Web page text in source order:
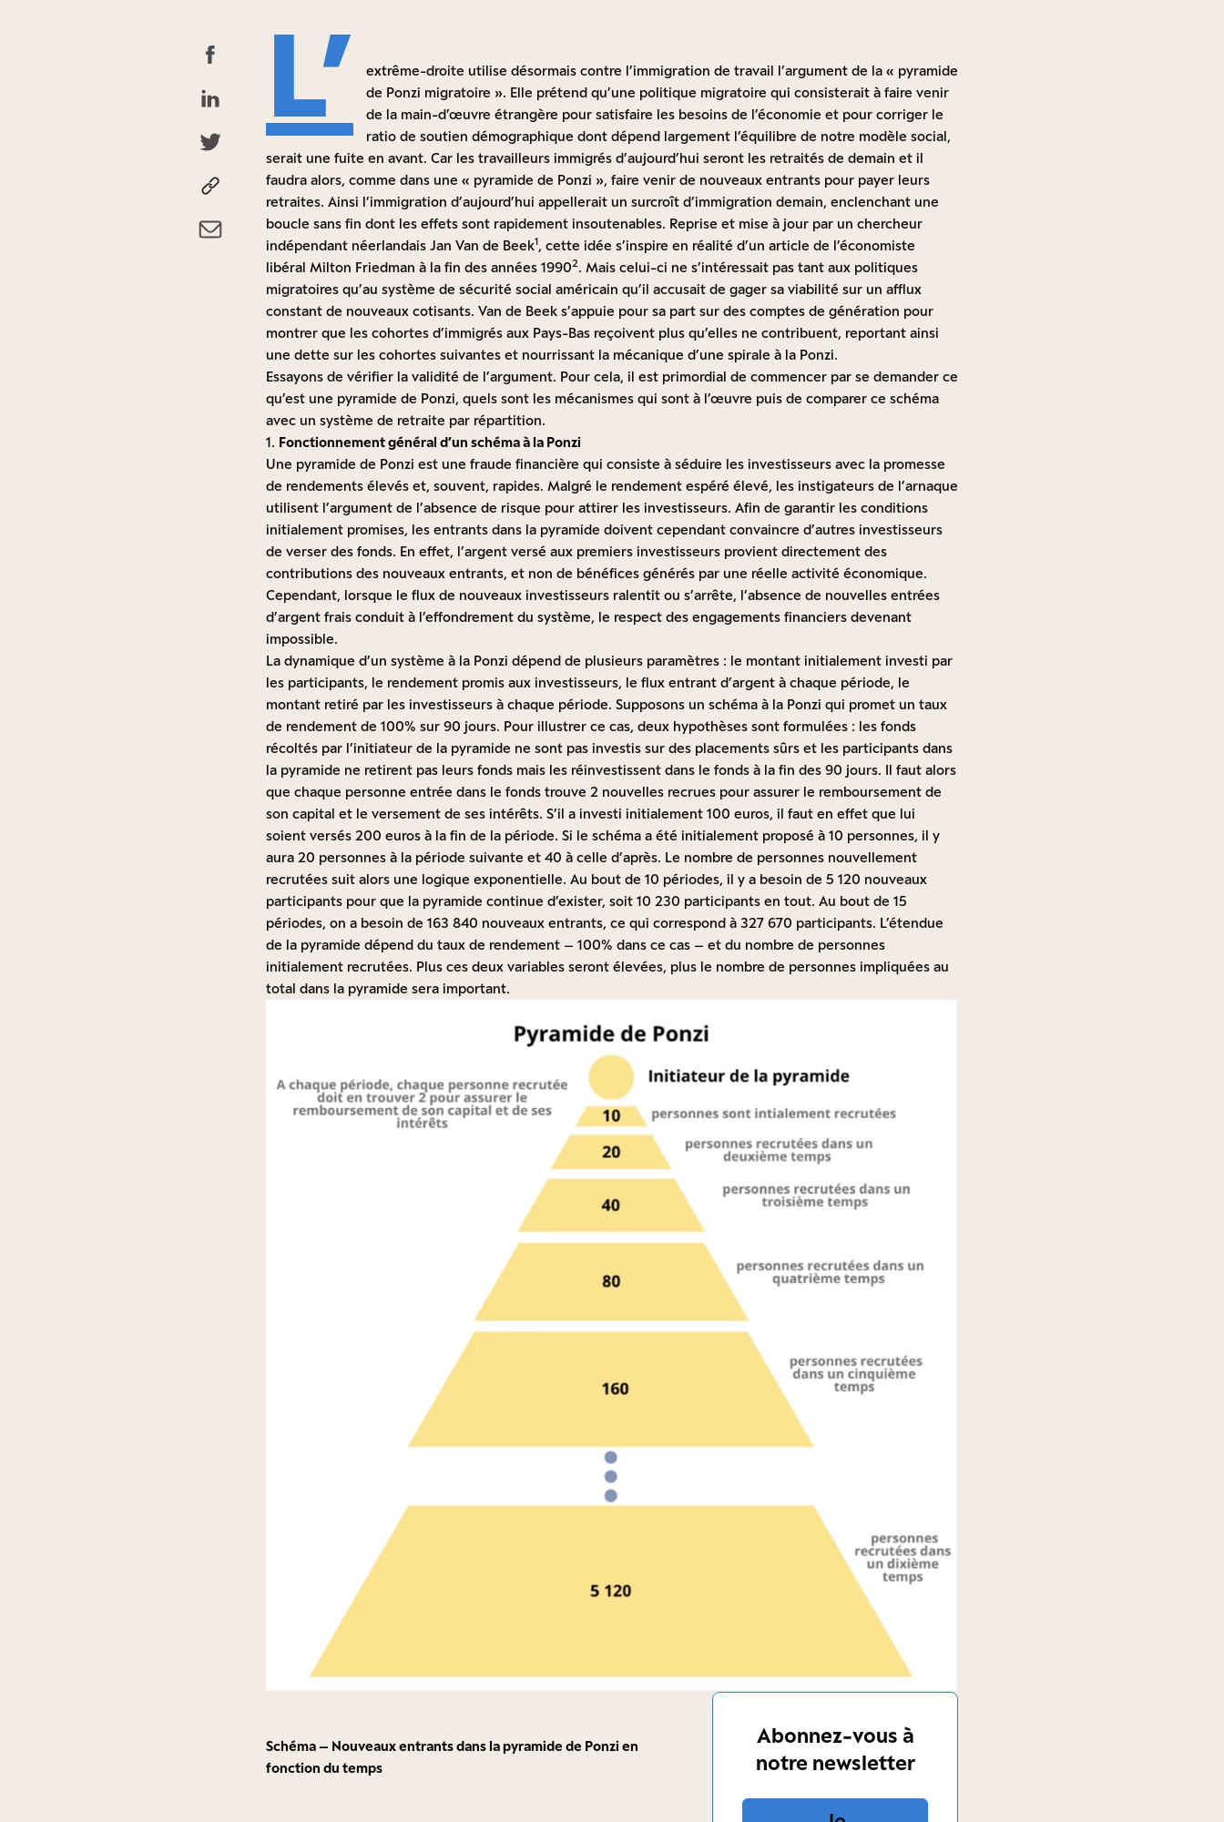
L’
extrême-droite utilise désormais contre l’immigration de travail l’argument de la « pyramide
de Ponzi migratoire ». Elle prétend qu’une politique migratoire qui consisterait à faire venir
de la main-d’œuvre étrangère pour satisfaire les besoins de l’économie et pour corriger le
ratio de soutien démographique dont dépend largement l’équilibre de notre modèle social,
serait une fuite en avant. Car les travailleurs immigrés d’aujourd’hui seront les retraités de demain et il
faudra alors, comme dans une « pyramide de Ponzi », faire venir de nouveaux entrants pour payer leurs
retraites. Ainsi l’immigration d’aujourd’hui appellerait un surcroît d’immigration demain, enclenchant une
boucle sans fin dont les effets sont rapidement insoutenables. Reprise et mise à jour par un chercheur
indépendant néerlandais Jan Van de Beek1, cette idée s’inspire en réalité d’un article de l’économiste
libéral Milton Friedman à la fin des années 19902. Mais celui-ci ne s’intéressait pas tant aux politiques
migratoires qu’au système de sécurité social américain qu’il accusait de gager sa viabilité sur un afflux
constant de nouveaux cotisants. Van de Beek s’appuie pour sa part sur des comptes de génération pour
montrer que les cohortes d’immigrés aux Pays-Bas reçoivent plus qu’elles ne contribuent, reportant ainsi
une dette sur les cohortes suivantes et nourrissant la mécanique d’une spirale à la Ponzi.
Essayons de vérifier la validité de l’argument. Pour cela, il est primordial de commencer par se demander ce
qu’est une pyramide de Ponzi, quels sont les mécanismes qui sont à l’œuvre puis de comparer ce schéma
avec un système de retraite par répartition.
1. Fonctionnement général d’un schéma à la Ponzi
Une pyramide de Ponzi est une fraude financière qui consiste à séduire les investisseurs avec la promesse
de rendements élevés et, souvent, rapides. Malgré le rendement espéré élevé, les instigateurs de l’arnaque
utilisent l’argument de l’absence de risque pour attirer les investisseurs. Afin de garantir les conditions
initialement promises, les entrants dans la pyramide doivent cependant convaincre d’autres investisseurs
de verser des fonds. En effet, l’argent versé aux premiers investisseurs provient directement des
contributions des nouveaux entrants, et non de bénéfices générés par une réelle activité économique.
Cependant, lorsque le flux de nouveaux investisseurs ralentit ou s’arrête, l’absence de nouvelles entrées
d’argent frais conduit à l’effondrement du système, le respect des engagements financiers devenant
impossible.
La dynamique d’un système à la Ponzi dépend de plusieurs paramètres : le montant initialement investi par
les participants, le rendement promis aux investisseurs, le flux entrant d’argent à chaque période, le
montant retiré par les investisseurs à chaque période. Supposons un schéma à la Ponzi qui promet un taux
de rendement de 100% sur 90 jours. Pour illustrer ce cas, deux hypothèses sont formulées : les fonds
récoltés par l’initiateur de la pyramide ne sont pas investis sur des placements sûrs et les participants dans
la pyramide ne retirent pas leurs fonds mais les réinvestissent dans le fonds à la fin des 90 jours. Il faut alors
que chaque personne entrée dans le fonds trouve 2 nouvelles recrues pour assurer le remboursement de
son capital et le versement de ses intérêts. S’il a investi initialement 100 euros, il faut en effet que lui
soient versés 200 euros à la fin de la période. Si le schéma a été initialement proposé à 10 personnes, il y
aura 20 personnes à la période suivante et 40 à celle d’après. Le nombre de personnes nouvellement
recrutées suit alors une logique exponentielle. Au bout de 10 périodes, il y a besoin de 5 120 nouveaux
participants pour que la pyramide continue d’exister, soit 10 230 participants en tout. Au bout de 15
périodes, on a besoin de 163 840 nouveaux entrants, ce qui correspond à 327 670 participants. L’étendue
de la pyramide dépend du taux de rendement – 100% dans ce cas – et du nombre de personnes
initialement recrutées. Plus ces deux variables seront élevées, plus le nombre de personnes impliquées au
total dans la pyramide sera important.
Abonnez-vous à
notre newsletter
Schéma – Nouveaux entrants dans la pyramide de Ponzi en
fonction du temps